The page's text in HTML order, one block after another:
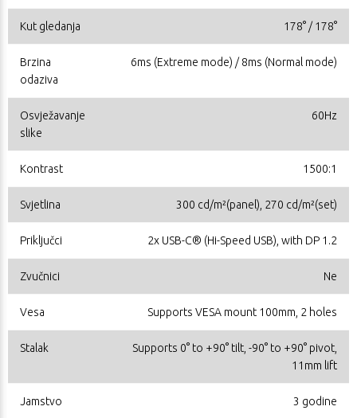
Kut gledanja 178° / 178°
Brzina
odaziva
6ms (Extreme mode) / 8ms (Normal mode)
Osvježavanje
slike
60Hz
Kontrast 1500:1
Svjetlina 300 cd/m²(panel), 270 cd/m²(set)
Priključci 2x USB-C® (Hi-Speed USB), with DP 1.2
Zvučnici Ne
Vesa Supports VESA mount 100mm, 2 holes
Stalak
Supports 0° to +90° tilt, -90° to +90° pivot,
11mm lift
Jamstvo 3 godine